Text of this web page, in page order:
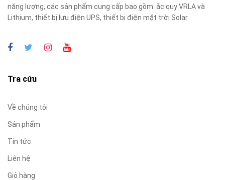
năng lượng, các sản phẩm cung cấp bao gồm: ắc quy VRLA và
Lithium, thiết bị lưu điện UPS, thiết bị điện mặt trời Solar.
Tra cứu
Về chúng tôi
Sản phẩm
Tin tức
Liên hệ
Giỏ hàng